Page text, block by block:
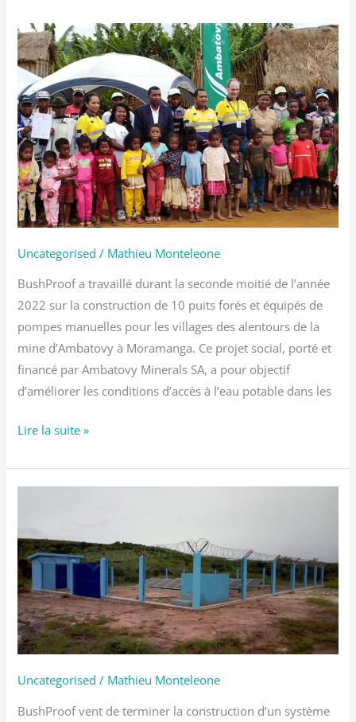
Uncategorised / Mathieu Monteleone
BushProof a travaillé durant la seconde moitié de l’année
2022 sur la construction de 10 puits forés et équipés de
pompes manuelles pour les villages des alentours de la
mine d’Ambatovy à Moramanga. Ce projet social, porté et
financé par Ambatovy Minerals SA, a pour objectif
d’améliorer les conditions d’accès à l’eau potable dans les
Construction
de
puits
–
œuvre
sociale
d’Ambatovy
Lire la suite »
Uncategorised / Mathieu Monteleone
BushProof vent de terminer la construction d’un système
place
d’un
nouveau
système
d’alimentation
en